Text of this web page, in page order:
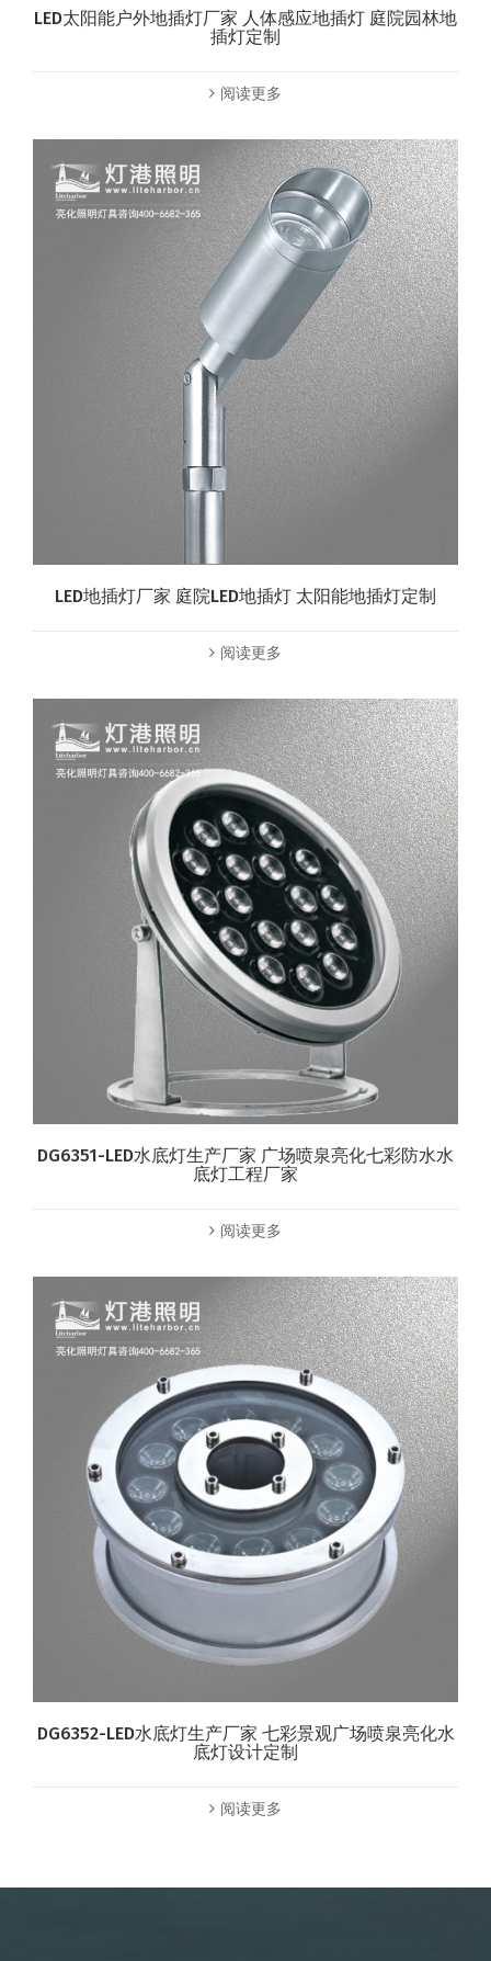
LED太阳能户外地插灯厂家 人体感应地插灯 庭院园林地
插灯定制
阅读更多
LED地插灯厂家 庭院LED地插灯 太阳能地插灯定制
阅读更多
DG6351-LED水底灯生产厂家 广场喷泉亮化七彩防水水
底灯工程厂家
阅读更多
DG6352-LED水底灯生产厂家 七彩景观广场喷泉亮化水
底灯设计定制
阅读更多